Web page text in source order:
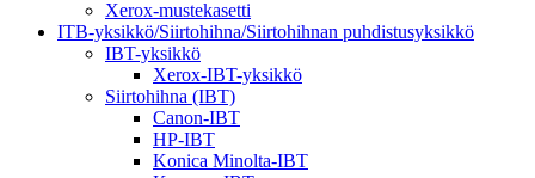
Xerox-mustekasetti
ITB-yksikkö/Siirtohihna/Siirtohihnan puhdistusyksikkö
IBT-yksikkö
Xerox-IBT-yksikkö
Siirtohihna (IBT)
Canon-IBT
HP-IBT
Konica Minolta-IBT